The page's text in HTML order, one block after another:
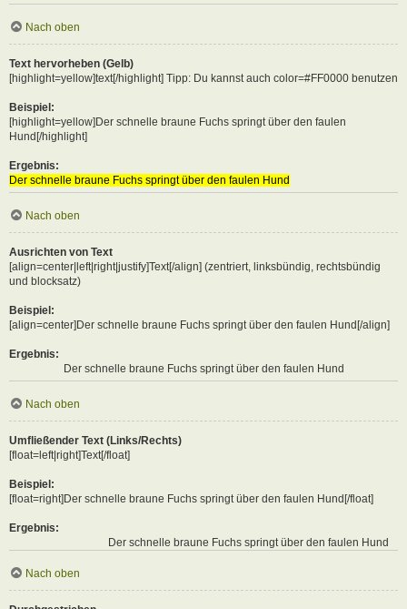
Nach oben
Text hervorheben (Gelb)
[highlight=yellow]text[/highlight] Tipp: Du kannst auch color=#FF0000 benutzen
Beispiel:
[highlight=yellow]Der schnelle braune Fuchs springt über den faulen
Hund[/highlight]
Ergebnis:
Der schnelle braune Fuchs springt über den faulen Hund
Nach oben
Ausrichten von Text
[align=center|left|right|justify]Text[/align] (zentriert, linksbündig, rechtsbündig
und blocksatz)
Beispiel:
[align=center]Der schnelle braune Fuchs springt über den faulen Hund[/align]
Ergebnis:
Der schnelle braune Fuchs springt über den faulen Hund
Nach oben
Umfließender Text (Links/Rechts)
[float=left|right]Text[/float]
Beispiel:
[float=right]Der schnelle braune Fuchs springt über den faulen Hund[/float]
Ergebnis:
Der schnelle braune Fuchs springt über den faulen Hund
Nach oben